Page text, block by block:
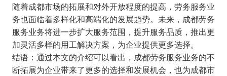
随着成都市场的拓展和对外开放程度的提高，劳务服务业
务也面临着多样化和高端化的发展趋势。未来，成都劳务
服务业务将进一步扩大服务范围，提升服务品质，推出更
加灵活多样的用工解决方案，为企业提供更多选择。
结语：通过本文的介绍可以看出，成都劳务服务业务的不
断拓展为企业带来了更多的选择和发展机会，也为成都市